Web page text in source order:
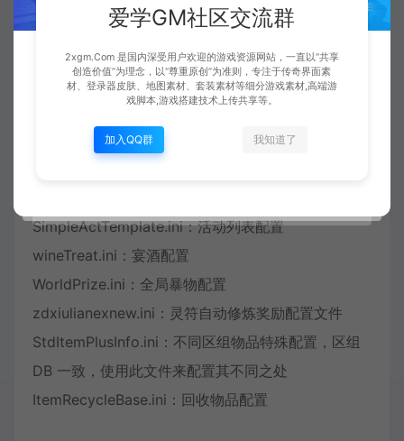
NewServPrize.ini：天关服务器奖配置
NewGoldID.ini：金牌帐号奖励配置
NewQkBag1.ini-NewQkBag2.ini：鸿福袋配置
ServerSwitch.Bin：服务器活动开关配置
normalprize.ini：普通奖配置
SimpleActTemplate.ini：活动列表配置
wineTreat.ini：宴酒配置
WorldPrize.ini：全局暴物配置
zdxiulianexnew.ini：灵符自动修炼奖励配置文件
StdItemPlusInfo.ini：不同区组物品特殊配置，区组
DB 一致，使用此文件来配置其不同之处
ItemRecycleBase.ini：回收物品配置
爱学GM社区交流群
2xgm.Com 是国内深受用户欢迎的游戏资源网站，一直以“共享
创造价值”为理念，以“尊重原创”为准则，专注于传奇界面素
材、登录器皮肤、地图素材、套装素材等细分游戏素材,高端游
戏脚本,游戏搭建技术上传共享等。
加入QQ群 我知道了